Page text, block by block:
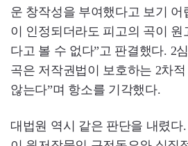
운 창작성을 부여했다고 보기 어
이 인정되더라도 피고의 곡이 원
다고 볼 수 없다”고 판결했다. 2
곡은 저작권법이 보호하는 2차
않는다”며 항소를 기각했다.
대법원 역시 같은 판단을 내렸다